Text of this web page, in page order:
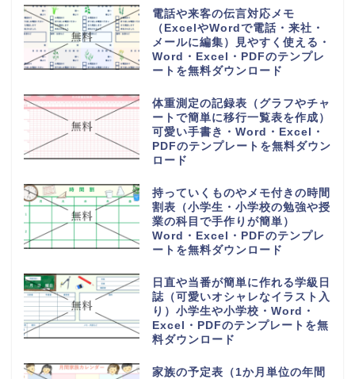
電話や来客の伝言対応メモ
（ExcelやWordで電話・来社・
メールに編集）見やすく使える・
Word・Excel・PDFのテンプレ
ートを無料ダウンロード
体重測定の記録表（グラフやチャ
ートで簡単に移行一覧表を作成）
可愛い手書き・Word・Excel・
PDFのテンプレートを無料ダウン
ロード
持っていくものやメモ付きの時間
割表（小学生・小学校の勉強や授
業の科目で手作りが簡単）
Word・Excel・PDFのテンプレ
ートを無料ダウンロード
日直や当番が簡単に作れる学級日
誌（可愛いオシャレなイラスト入
り）小学生や小学校・Word・
Excel・PDFのテンプレートを無
料ダウンロード
家族の予定表（1か月単位の年間